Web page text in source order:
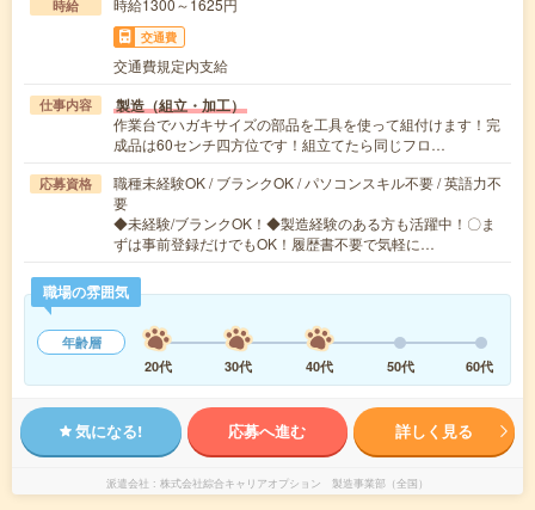
時給
交通費
交通費規定内支給
仕事内容 製造（組立・加工）
作業台でハガキサイズの部品を工具を使って組付けます！完
成品は60センチ四方位です！組立てたら同じフロ…
応募資格
職種未経験OK / ブランクOK / パソコンスキル不要 / 英語力不
要
◆未経験/ブランクOK！◆製造経験のある方も活躍中！〇ま
ずは事前登録だけでもOK！履歴書不要で気軽に…
職場の雰囲気
年齢層
20代
30代 40代 50代 60代
気になる! 応募へ進む 詳しく見る
派遣会社 株式会社綜合キャリアオプション 製造事業部（全国）